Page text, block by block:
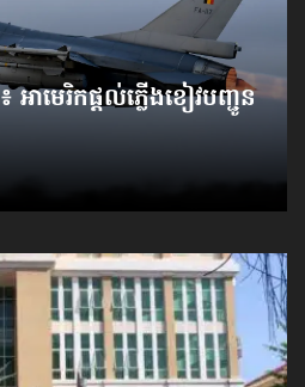
ាមេរិកផ្ដល់ភ្លើងខៀវបញ្ជូន